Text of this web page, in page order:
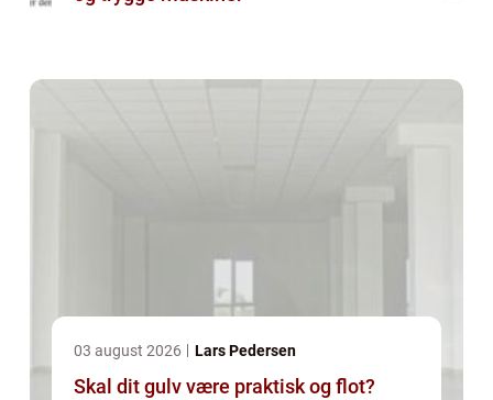
03 august 2026 Lars Pedersen
Skal dit gulv være praktisk og flot?